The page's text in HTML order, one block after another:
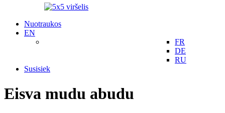
Nuotraukos
EN
FR
DE
RU
Susisiek
Eisva mudu abudu